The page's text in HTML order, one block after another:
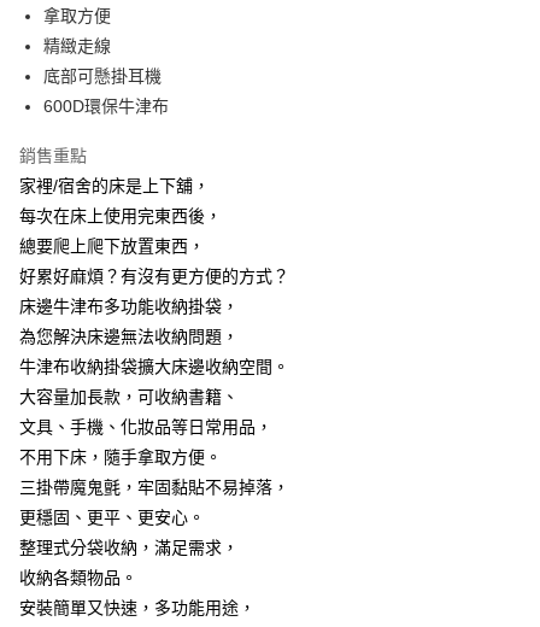
AFTEE先享後付
相關說明
【關於「AFTEE先享後付」】
AFTEE先享後付是「在收到商品之後才付款」的支付方式。 讓您購物簡單
１．簡單：不需註冊會員、不需綁卡、不需儲值。
２．便利：只要手機號碼，簡訊認證，即可結帳。
３．安心：先確認商品／服務後，再付款。
１．於結帳方式選擇「AFTEE先享後付」後，將跳轉至「AFTEE先享後付」
結帳頁面，進行簡訊認證並確認金額後，即可完成結帳。
２．訂單成立數日內，您將收到繳費通知簡訊。
３．收到繳費通知簡訊後14天內，點擊此簡訊中的連結，可透過四大超商／
ATM／網路銀行／等多元方式進行付款，方視為交易完成。
※ 請注意：結帳手續完成當下不需立刻繳費，但若您需要取消訂單，請聯絡
後付繳納相關費用。
※ 交易是否成功請以「AFTEE先享後付 」之結帳頁面顯示為準，若有關於
是否繳費成功／繳費後需取消欲退款等相關疑問，請聯繫「AFTEE先享後付
客戶支援中心」 https://netprotections.freshdesk.com/support/home
【注意事項】
１．透過由恩沛科技股份有限公司提供之「AFTEE先享後付」服務完成之交
易，需依本服務之必要範圍內提供個人資料，並將交易相關給付款項請求債
權轉讓予恩沛科技股份有限公司。
２．關於個人資料處理事宜，請瀏覽以下網址：
ATM付款
運送方式
全家取貨付款
每筆NT$60，滿NT$499(含以上)免運費
7-11取貨付款
每筆NT$60，滿NT$499(含以上)免運費
7-11取貨(快速到店)
宅配
每筆NT$100，滿NT$799(含以上)免運費
離島宅配
每筆NT$150
拿取方便
精緻走線
底部可懸掛耳機
600D環保牛津布
銷售重點
家裡/宿舍的床是上下舖，
每次在床上使用完東西後，
總要爬上爬下放置東西，
好累好麻煩？有沒有更方便的方式？
床邊牛津布多功能收納掛袋，
為您解決床邊無法收納問題，
牛津布收納掛袋擴大床邊收納空間。
大容量加長款，可收納書籍、
文具、手機、化妝品等日常用品，
不用下床，隨手拿取方便。
三掛帶魔鬼氈，牢固黏貼不易掉落，
更穩固、更平、更安心。
整理式分袋收納，滿足需求，
收納各類物品。
安裝簡單又快速，多功能用途，